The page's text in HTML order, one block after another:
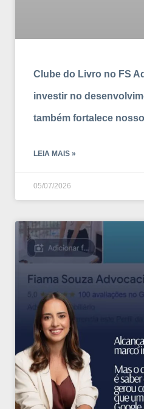
Clube do Livro no FS
investir no
também fortalece
LEIA MAIS »
05/07/2026